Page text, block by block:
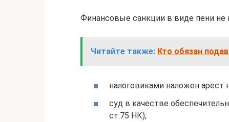
Финансовые санкции в виде пени не
Читайте также: Кто обязан
налоговиками наложен
суд в качестве
ст.75 НК);